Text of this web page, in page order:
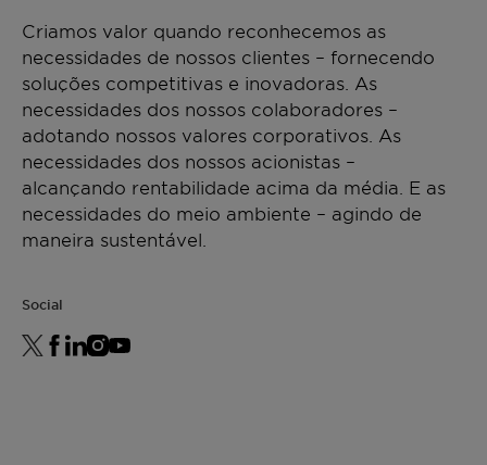
Criamos valor quando reconhecemos as
necessidades de nossos clientes – fornecendo
soluções competitivas e inovadoras. As
necessidades dos nossos colaboradores –
adotando nossos valores corporativos. As
necessidades dos nossos acionistas –
alcançando rentabilidade acima da média. E as
necessidades do meio ambiente – agindo de
maneira sustentável.
Social